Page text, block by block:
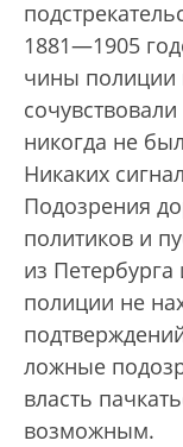
1881—1905
чины полиции
никогда не
Никаких
Подозрения
политиков и
из
полиции не
ложные
власть
возможным.